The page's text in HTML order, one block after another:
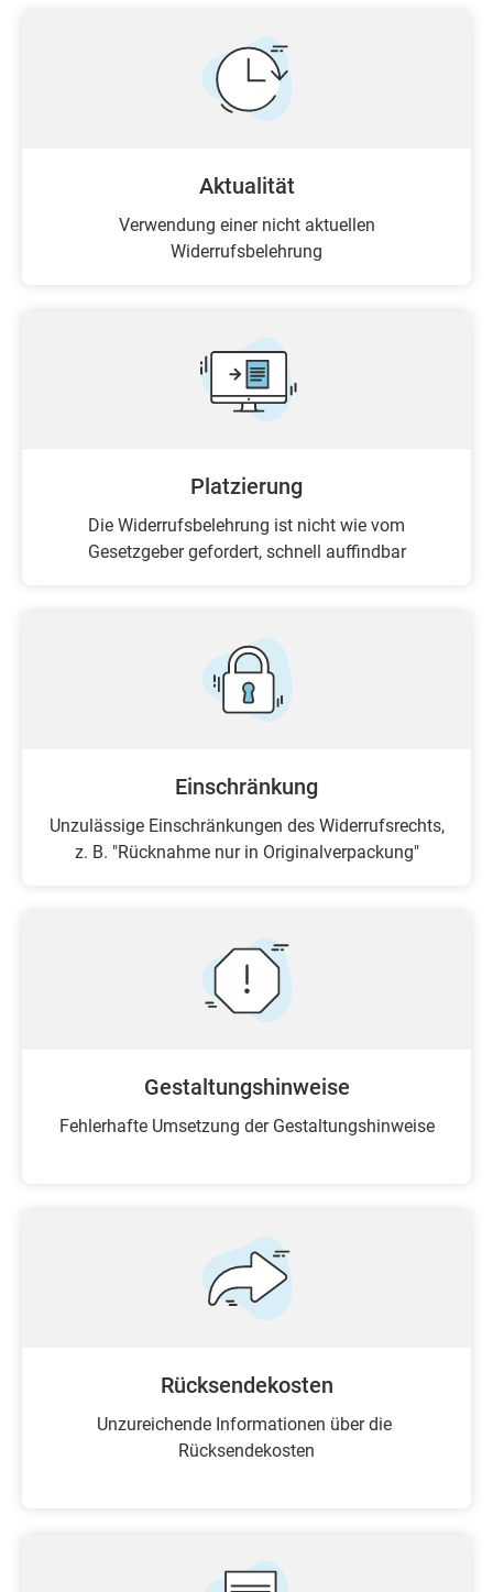
Aktualität
Verwendung einer nicht aktuellen
Widerrufsbelehrung
Platzierung
Die Widerrufsbelehrung ist nicht wie vom
Gesetzgeber gefordert, schnell auffindbar
Einschränkung
Unzulässige Einschränkungen des Widerrufsrechts,
z. B. "Rücknahme nur in Originalverpackung"
Gestaltungshinweise
Fehlerhafte Umsetzung der Gestaltungshinweise
Rücksendekosten
Unzureichende Informationen über die
Rücksendekosten